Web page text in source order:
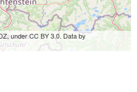
under CC BY 3.0. Data by